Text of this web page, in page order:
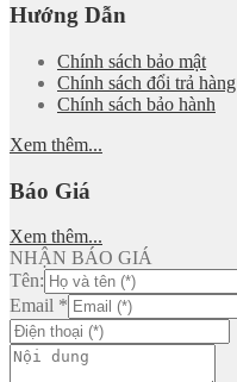
Hướng Dẫn
Chính sách bảo mật
Chính sách đổi trả hàng
Chính sách bảo hành
Xem thêm...
Báo Giá
Xem thêm...
NHẬN BÁO GIÁ
Tên:
Email *